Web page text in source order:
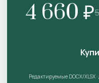
4 660 ₽
Редактируемые DOCX/XLSX